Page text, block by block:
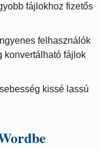
fájlokhoz fizetős
felhasználók
konvertálható fájlok
kissé lassú